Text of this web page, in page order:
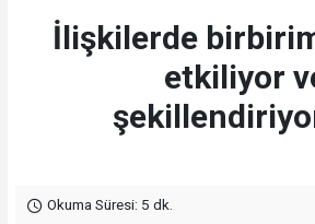
İlişkilerde
etkiliyor
Okuma Süresi: 5 dk.